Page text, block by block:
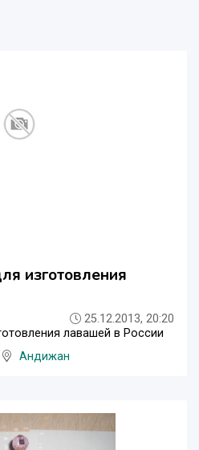
изготовления
25.12.2013, 20:20
лавашей в России
Андижан